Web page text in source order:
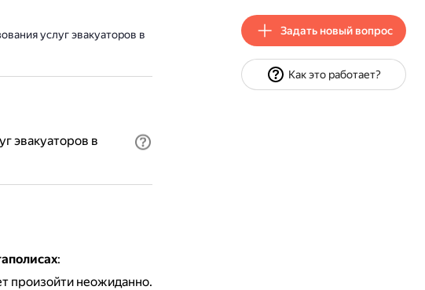
услуг эвакуаторов в
эвакуаторов в
:
произойти неожиданно.
Задать новый вопрос
Как это работает?